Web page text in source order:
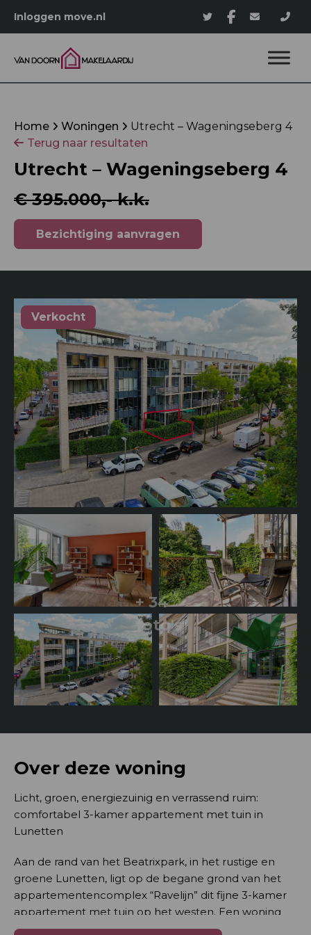
Inloggen move.nl
Home Woningen
Utrecht – Wageningseberg 4
Terug naar resultaten
Utrecht – Wageningseberg 4
€ 395.000,- k.k.
Bezichtiging aanvragen
Verkocht
+ 34
foto's
Over deze woning
Licht, groen, energiezuinig en verrassend ruim:
comfortabel 3-kamer appartement met tuin in
Lunetten
Aan de rand van het Beatrixpark, in het rustige en
groene Lunetten, ligt op de begane grond van het
appartementencomplex “Ravelijn” dit fijne 3-kamer
appartement met tuin op het westen. Een woning
met verrassend veel ruimte, prachtige lichtinval en